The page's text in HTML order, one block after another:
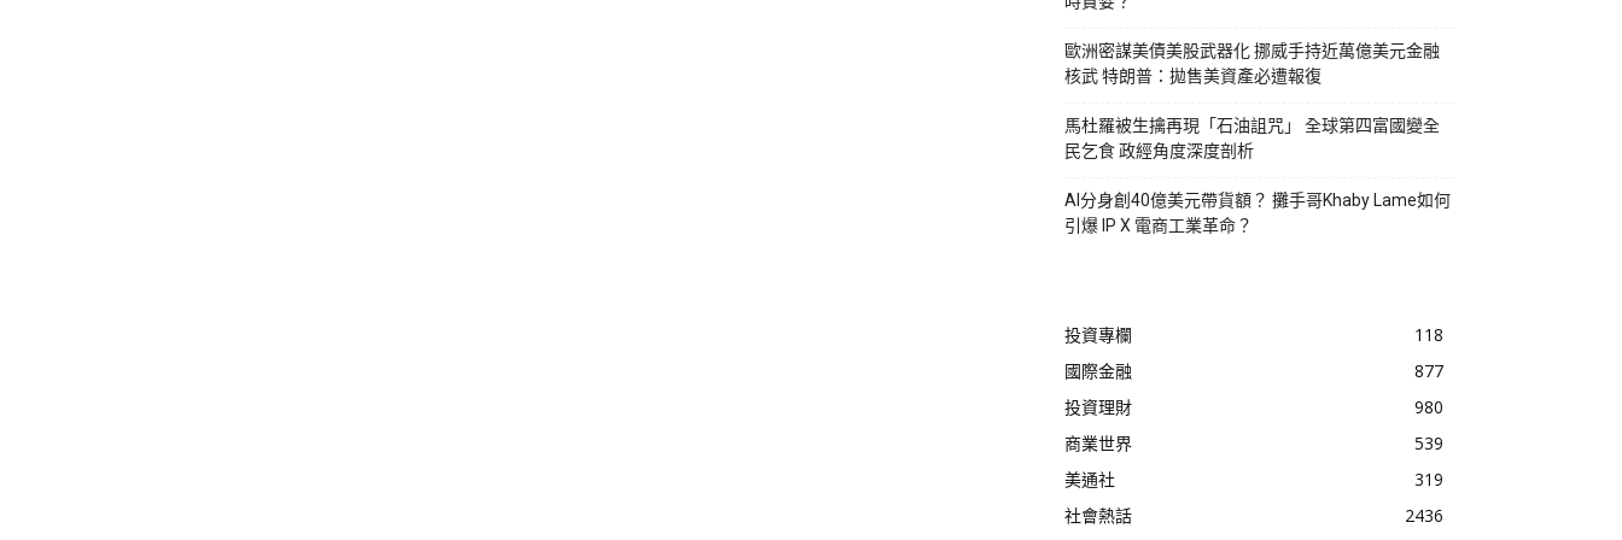
歐洲密謀美債美股武器化 挪威手持近萬億美元金融
核武 特朗普：拋售美資產必遭報復
馬杜羅被生擒再現「石油詛咒」 全球第四富國變全
民乞食 政經角度深度剖析
AI分身創40億美元帶貨額？ 攤手哥Khaby Lame如何
引爆 IP X 電商工業革命？
投資專欄
118
國際金融
877
投資理財
980
商業世界
539
美通社
319
社會熱話
2436